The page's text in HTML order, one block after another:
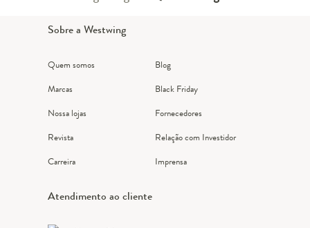
Sobre a Westwing
Quem somos
Marcas
Nossa lojas
Revista
Carreira
Blog
Black Friday
Fornecedores
Relação com Investidor
Imprensa
Atendimento ao cliente